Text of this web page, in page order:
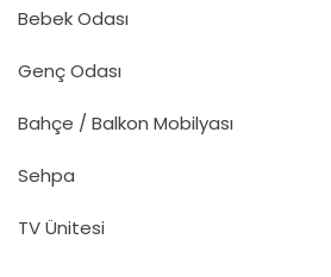
Bebek Odası
Genç Odası
Bahçe / Balkon Mobilyası
Sehpa
TV Ünitesi